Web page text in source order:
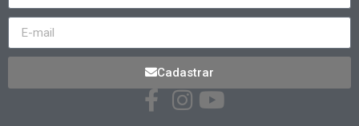
Cadastrar